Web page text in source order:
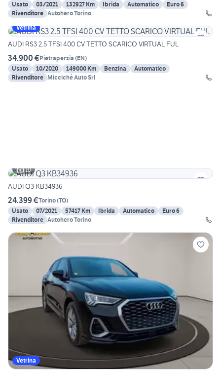
Usato
03/2021 132927 Km Ibrida Automatico
Euro 6
Rivenditore Autohero Torino
Vetrina
AUDI RS3 2.5 TFSI 400 CV TETTO SCARICO VIRTUAL FUL
34.900 €Pietraperzia (EN)
Usato
10/2020 149000 Km Benzina
Automatico
Rivenditore Miccichè Auto Srl
10
AUDI Q3 KB34936
24.399 €Torino(TO)
Usato
07/2021 57417 Km Ibrida Automatico
Euro 6
Rivenditore Autohero Torino
Vetrina